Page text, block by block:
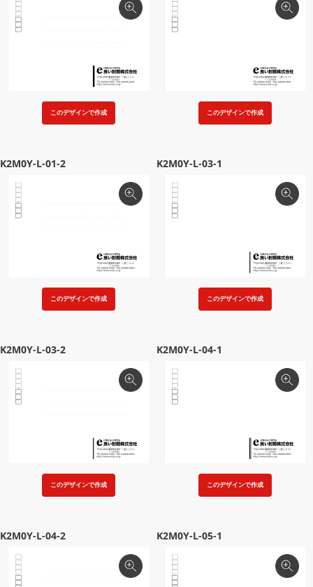
このデザインで作成 このデザインで作成
K2M0Y-L-01-2
このデザインで作成
K2M0Y-L-03-1
このデザインで作成
K2M0Y-L-03-2
このデザインで作成
K2M0Y-L-04-1
このデザインで作成
K2M0Y-L-04-2 K2M0Y-L-05-1